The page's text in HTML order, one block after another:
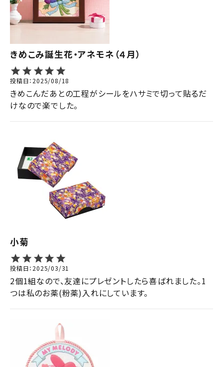
きめこみ誕生花・アネモネ（４月）
投稿日 2025/08/18
きめこんだあとの工程がシールをハサミで切って貼るだ
けなので楽でした。
小菊
投稿日 2025/03/31
2個1組なので、友達にプレゼントしたら喜ばれました。1
つは私のお薬(粉薬)入れにしています。